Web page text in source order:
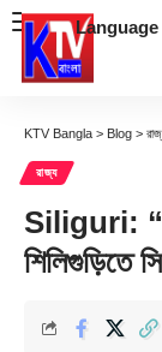
Language
KTV Bangla > Blog >
রাজ্য
Siliguri:
শিলিগুড়িতে